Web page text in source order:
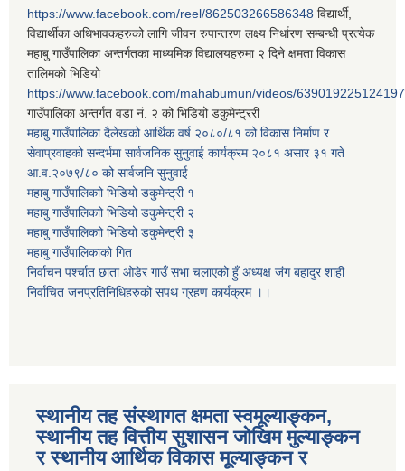
https://www.facebook.com/reel/862503266586348 विद्यार्थी,
विद्यार्थीका अधिभावकहरुको लागि जीवन रुपान्तरण लक्ष्य निर्धारण सम्बन्धी प्रत्येक
महाबु गाउँपालिका अन्तर्गतका माध्यमिक विद्यालयहरुमा २ दिने क्षमता विकास
तालिमको भिडियो
https://www.facebook.com/mahabumun/videos/639019225124197
गाउँपालिका अन्तर्गत वडा नं. २ को भिडियो डकुमेन्ट्ररी
महाबु गाउँपालिका दैलेखको आर्थिक वर्ष २०८०/८१ को विकास निर्माण र
सेवाप्रवाहको सन्दर्भमा सार्वजनिक सुनुवाई कार्यक्रम २०८१ असार ३१ गते
आ.व.२०७९/८० को सार्वजनि सुनुवाई
महाबु गाउँपालिकाो भिडियो डकुमेन्ट्री १
महाबु गाउँपालिकाो भिडियो डकुमेन्ट्री २
महाबु गाउँपालिकाो भिडियो डकुमेन्ट्री ३
महाबु गाउँपालिकाको गित
निर्वाचन पर्श्चात छाता ओडेर गाउँ सभा चलाएको हुँ अध्यक्ष जंग बहादुर शाही
निर्वाचित जनप्रतिनिधिहरुको सपथ ग्रहण कार्यक्रम ।।
स्थानीय तह संस्थागत क्षमता स्वमूल्याङ्कन,
स्थानीय तह वित्तीय सुशासन जोखिम मुल्याङ्कन
र स्थानीय आर्थिक विकास मूल्याङ्कन र